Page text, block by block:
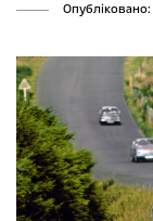
Опубліковано: